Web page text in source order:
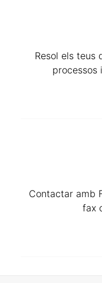
Resol els teus
processos
Contactar amb
fax